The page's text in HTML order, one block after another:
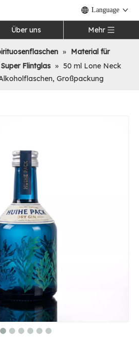
Language
Über uns Mehr
» Material für
Super Flintglas » 50 ml Lone Neck
Großpackung